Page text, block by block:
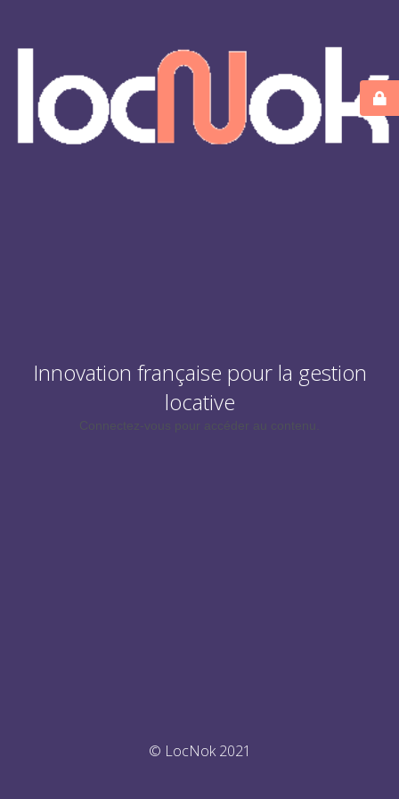
Innovation française pour la gestion
locative
Connectez-vous pour accéder au contenu.
© LocNok 2021